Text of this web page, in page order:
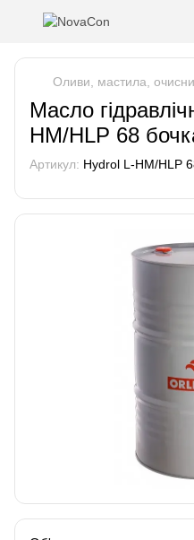
Оливи, мастила,
Масло
HM/HLP 68
Артикул: Hydrol L-HM/HLP